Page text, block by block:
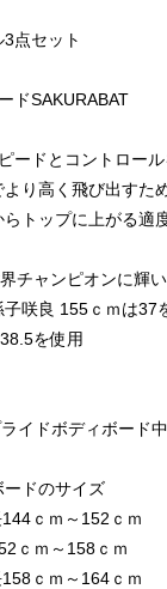
点セット
ドSAKURABAT
ードとコントロー
り高く飛び出すた
トップに上がる適
チャンピオンに輝
咲良 155ｃｍは37
を使用
イドボディボード
ドのサイズ
ｃｍ～152ｃｍ
ｃｍ～158ｃｍ
ｃｍ～164ｃｍ